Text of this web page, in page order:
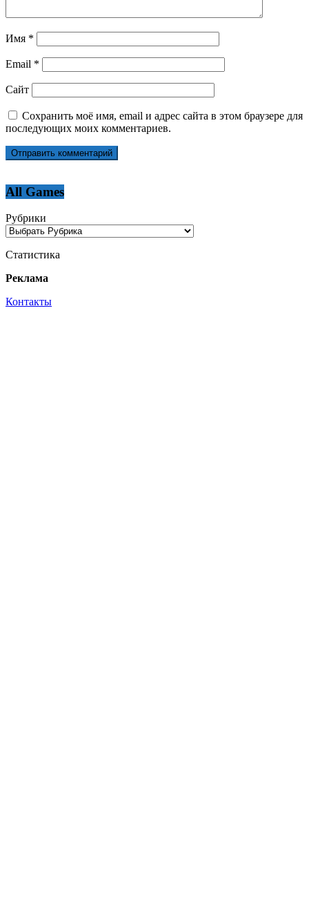
Имя *
Email *
Сайт
Сохранить моё имя, email и адрес сайта в этом браузере для
последующих моих комментариев.
All Games
Рубрики
Статистика
Реклама
Контакты